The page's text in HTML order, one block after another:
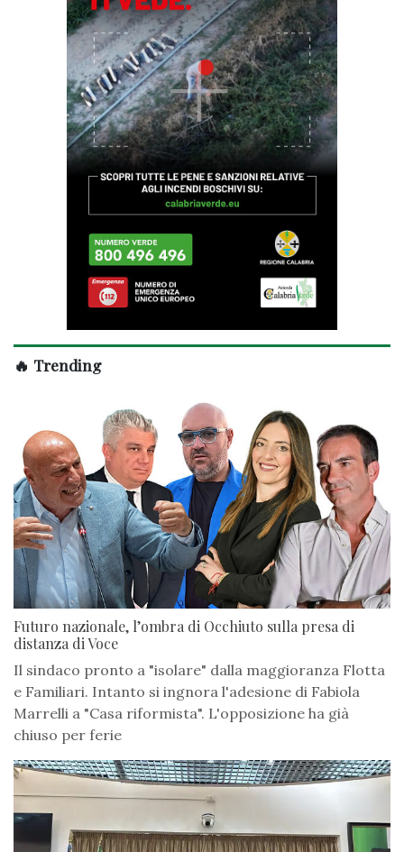
🔥 Trending
Futuro nazionale, l’ombra di Occhiuto sulla presa di
distanza di Voce
Il sindaco pronto a "isolare" dalla maggioranza Flotta
e Familiari. Intanto si ingnora l'adesione di Fabiola
Marrelli a "Casa riformista". L'opposizione ha già
chiuso per ferie